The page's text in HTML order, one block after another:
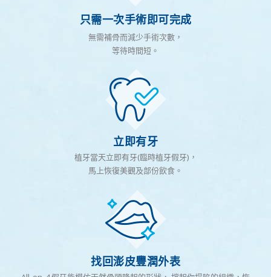
只需一次手術即可完成
無需補骨而減少手術次數，
等待時間短。
立即有牙
植牙當天立即有牙(臨時植牙假牙)，
馬上恢復美觀及部份飲食。
找回澎皮豐潤外表